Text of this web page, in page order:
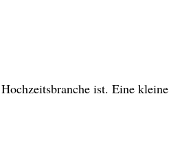
ist. Eine